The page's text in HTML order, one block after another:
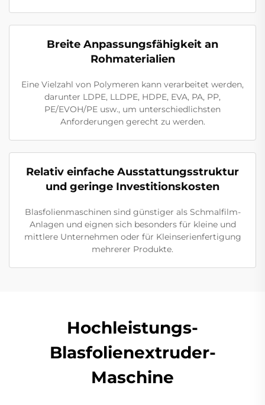
Breite Anpassungsfähigkeit an
Rohmaterialien
Eine Vielzahl von Polymeren kann verarbeitet werden,
darunter LDPE, LLDPE, HDPE, EVA, PA, PP,
PE/EVOH/PE usw., um unterschiedlichsten
Anforderungen gerecht zu werden.
Relativ einfache Ausstattungsstruktur
und geringe Investitionskosten
Blasfolienmaschinen sind günstiger als Schmalfilm-
Anlagen und eignen sich besonders für kleine und
mittlere Unternehmen oder für Kleinserienfertigung
mehrerer Produkte.
Hochleistungs-
Blasfolienextruder-
Maschine